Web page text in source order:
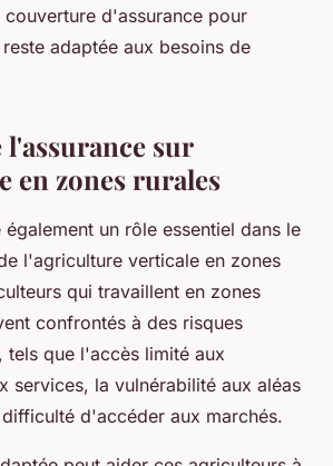
couverture d'assurance pour
adaptée aux besoins de
sur
en zones rurales
également un rôle essentiel dans le
l'agriculture verticale en zones
qui travaillent en zones
confrontés à des risques
tels que l'accès limité aux
services, la vulnérabilité aux aléas
d'accéder aux marchés.